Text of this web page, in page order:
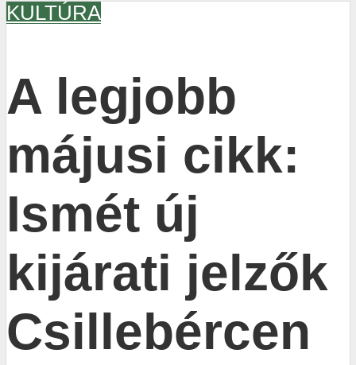
KULTÚRA
A legjobb
májusi cikk:
Ismét új
kijárati jelzők
Csillebércen